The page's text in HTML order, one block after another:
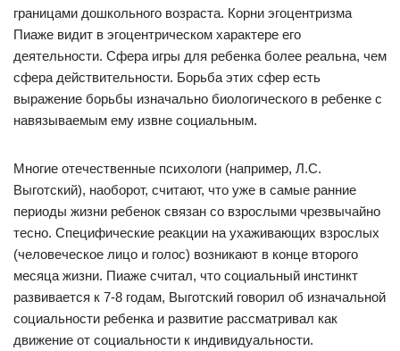
границами дошкольного возраста. Корни эгоцентризма
Пиаже видит в эгоцентрическом характере его
деятельности. Сфера игры для ребенка более реальна, чем
сфера действительности. Борьба этих сфер есть
выражение борьбы изначально биологического в ребенке с
навязываемым ему извне социальным.
Многие отечественные психологи (например, Л.С.
Выготский), наоборот, считают, что уже в самые ранние
периоды жизни ребенок связан со взрослыми чрезвычайно
тесно. Специфические реакции на ухаживающих взрослых
(человеческое лицо и голос) возникают в конце второго
месяца жизни. Пиаже считал, что социальный инстинкт
развивается к 7-8 годам, Выготский говорил об изначальной
социальности ребенка и развитие рассматривал как
движение от социальности к индивидуальности.